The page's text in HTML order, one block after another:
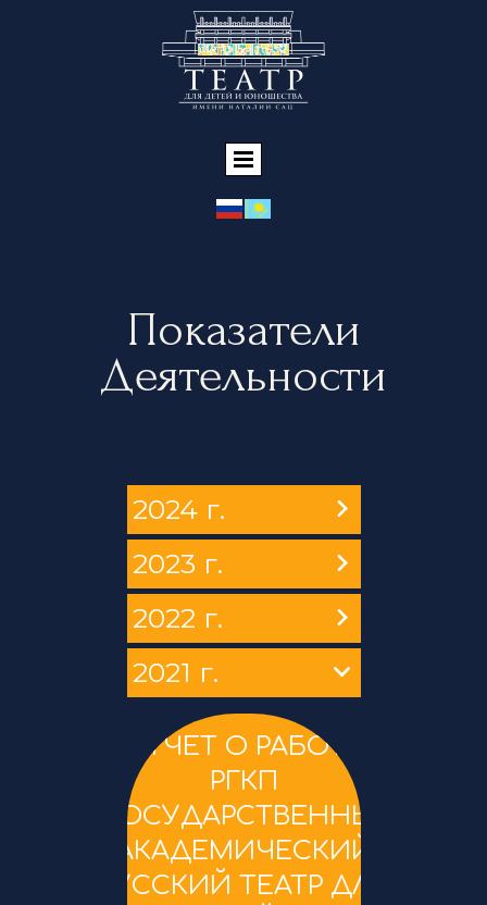
Показатели
Деятельности
2024 г.
2023 г.
2022 г.
2021 г.
ОТЧЕТ О РАБОТЕ
РГКП
«ГОСУДАРСТВЕННЫЙ
АКАДЕМИЧЕСКИЙ
РУССКИЙ ТЕАТР ДЛЯ